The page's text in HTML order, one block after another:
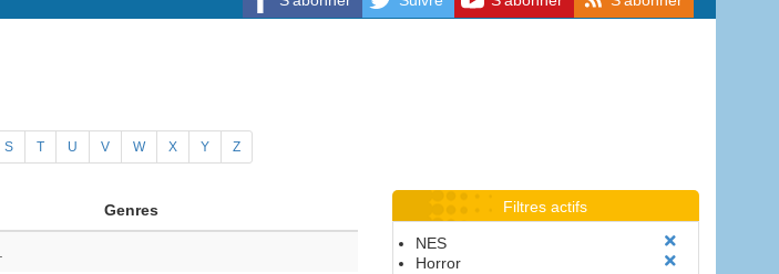
S T U V W X Y Z
Genres Filtres actifs
NES
Horror